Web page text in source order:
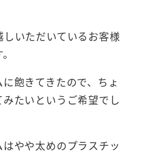
いただいているお客様
飽きてきたので、ちょ
たいというご希望でし
やや太めのプラスチッ